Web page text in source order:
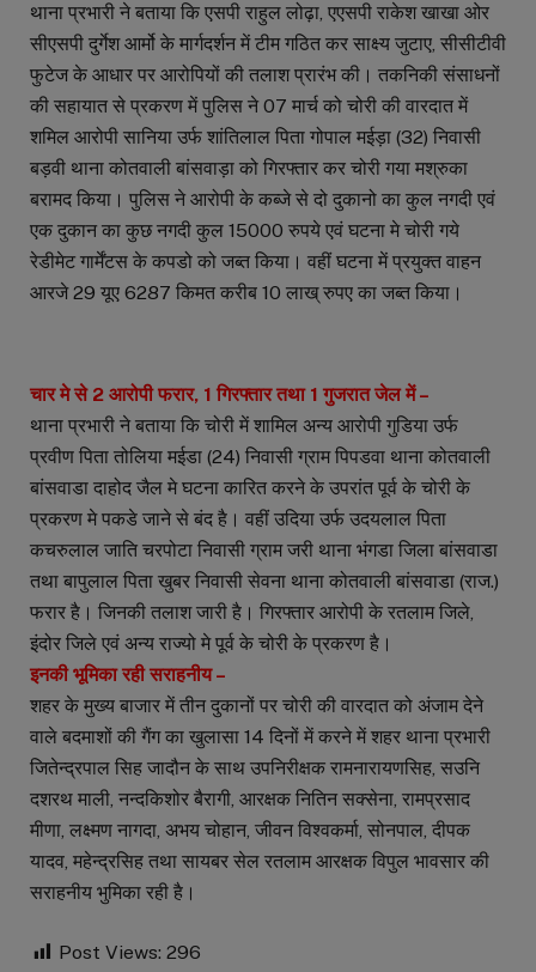
थाना प्रभारी ने बताया कि एसपी राहुल लोढ़ा, एएसपी राकेश खाखा ओर
सीएसपी दुर्गेश आर्मो के मार्गदर्शन में टीम गठित कर साक्ष्य जुटाए, सीसीटीवी
फुटेज के आधार पर आरोपियों की तलाश प्रारंभ की। तकनिकी संसाधनों
की सहायात से प्रकरण में पुलिस ने 07 मार्च को चोरी की वारदात में
शमिल आरोपी सानिया उर्फ शांतिलाल पिता गोपाल मईड़ा (32) निवासी
बड़वी थाना कोतवाली बांसवाड़ा को गिरफ्तार कर चोरी गया मश्रुका
बरामद किया। पुलिस ने आरोपी के कब्जे से दो दुकानो का कुल नगदी एवं
एक दुकान का कुछ नगदी कुल 15000 रुपये एवं घटना मे चोरी गये
रेडीमेट गार्मेंटस के कपडो को जब्त किया। वहीं घटना में प्रयुक्त वाहन
आरजे 29 यूए 6287 किमत करीब 10 लाख् रुपए का जब्त किया।
चार मे से 2 आरोपी फरार, 1 गिरफ्तार तथा 1 गुजरात जेल में –
थाना प्रभारी ने बताया कि चोरी में शामिल अन्य आरोपी गुडिया उर्फ
प्रवीण पिता तोलिया मईडा (24) निवासी ग्राम पिपडवा थाना कोतवाली
बांसवाडा दाहोद जैल मे घटना कारित करने के उपरांत पूर्व के चोरी के
प्रकरण मे पकडे जाने से बंद है। वहीं उदिया उर्फ उदयलाल पिता
कचरुलाल जाति चरपोटा निवासी ग्राम जरी थाना भंगडा जिला बांसवाडा
तथा बापुलाल पिता खुबर निवासी सेवना थाना कोतवाली बांसवाडा (राज.)
फरार है। जिनकी तलाश जारी है। गिरफ्तार आरोपी के रतलाम जिले,
इंदोर जिले एवं अन्य राज्यो मे पूर्व के चोरी के प्रकरण है।
इनकी भूमिका रही सराहनीय –
शहर के मुख्य बाजार में तीन दुकानों पर चोरी की वारदात को अंजाम देने
वाले बदमाशों की गैंग का खुलासा 14 दिनों में करने में शहर थाना प्रभारी
जितेन्द्रपाल सिह जादौन के साथ उपनिरीक्षक रामनारायणसिह, सउनि
दशरथ माली, नन्दकिशोर बैरागी, आरक्षक नितिन सक्सेना, रामप्रसाद
मीणा, लक्ष्मण नागदा, अभय चोहान, जीवन विश्वकर्मा, सोनपाल, दीपक
यादव, महेन्द्रसिह तथा सायबर सेल रतलाम आरक्षक विपुल भावसार की
सराहनीय भुमिका रही है।
Post Views: 296